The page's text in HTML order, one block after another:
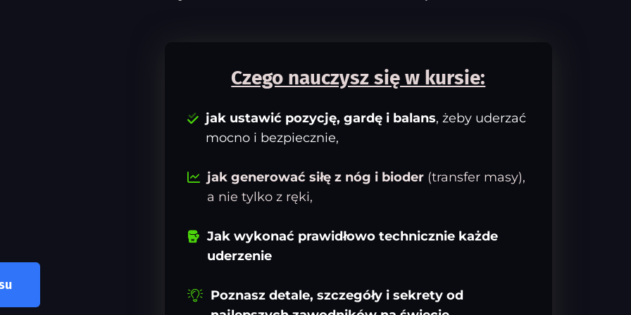
Czego nauczysz się w kursie:
jak ustawić pozycję, gardę i balans, żeby uderzać
mocno i bezpiecznie,
jak generować siłę z nóg i bioder(transfer masy),
a nie tylko z ręki,
Jak wykonać prawidłowo technicznie każde
uderzenie
Poznasz detale, szczegóły i sekrety od